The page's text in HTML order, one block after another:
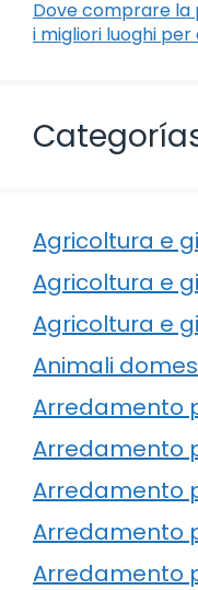
Dove comprare la
i migliori luoghi
Agricoltura e
Agricoltura e
Agricoltura e
Animali
Arredamento
Arredamento
Arredamento
Arredamento
Arredamento